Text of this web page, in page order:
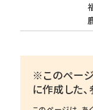
※このペー
に作成した